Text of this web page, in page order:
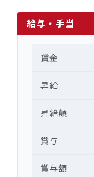
給与・手当
賃金
昇給
昇給額
賞与
賞与額